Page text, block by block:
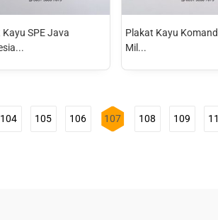
Kayu SPE Java
Plakat Kayu
Mil...
104 105 106 107 108 109